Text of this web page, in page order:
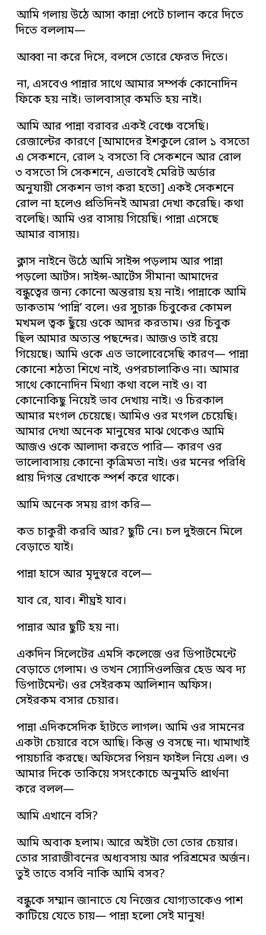
আমি গলায় উঠে আসা কান্না পেটে চালান করে দিতে
দিতে বললাম—
আব্বা না করে দিসে, বলসে তোরে ফেরত দিতে।
না, এসবেও পান্নার সাথে আমার সম্পর্ক কোনোদিন
ফিকে হয় নাই। ভালবাসা্র কমতি হয় নাই।
আমি আর পান্না বরাবর একই বেঞ্চে বসেছি।
রেজাল্টের কারণে [আমাদের ইশকুলে রোল ১ বসতো
এ সেকশনে, রোল ২ বসতো বি সেকশনে আর রোল
৩ বসতো সি সেকশনে, এভাবেই মেরিট অর্ডার
অনুযায়ী সেকশন ভাগ করা হতো] একই সেকশনে
রোল না হলেও প্রতিদিনই আমরা দেখা করেছি। কথা
বলেছি। আমি ওর বাসায় গিয়েছি। পান্না এসেছে
আমার বাসায়।
ক্লাস নাইনে উঠে আমি সাইন্স পড়লাম আর পান্না
পড়লো আর্টস। সাইন্স-আর্টেস সীমানা আমাদের
বন্ধুত্বের জন্য কোনো অন্তরায় হয় নাই। পান্নাকে আমি
ডাকতাম ‘পান্নি’ বলে। ওর সুচারু চিবুকের কোমল
মখমল ত্বক ছুঁয়ে ওকে আদর করতাম। ওর চিবুক
ছিল আমার অত্যন্ত পছন্দের। আজও তাই রয়ে
গিয়েছে। আমি ওকে এত ভালোবেসেছি কারণ— পান্না
কোনো শঠতা শিখে নাই, ওপরচালাকিও না। আমার
সাথে কোনোদিন মিথ্যা কথা বলে নাই ও। বা
কোনোকিছু নিয়েই ভাব দেখায় নাই। ও চিরকাল
আমার মংগল চেয়েছে। আমিও ওর মংগল চেয়েছি।
আমার দেখা অনেক মানুষের মাঝ থেকেও আমি
আজও ওকে আলাদা করতে পারি— কারণ ওর
ভালোবাসায় কোনো কৃত্রিমতা নাই। ওর মনের পরিধি
প্রায় দিগন্ত রেখাকে স্পর্শ করে থাকে।
আমি অনেক সময় রাগ করি—
কত চাকুরী করবি আর? ছুটি নে। চল দুইজনে মিলে
বেড়াতে যাই।
পান্না হাসে আর মৃদুস্বরে বলে—
যাব রে, যাব। শীঘ্রই যাব।
পান্নার আর ছুটি হয় না।
একদিন সিলেটের এমসি কলেজে ওর ডিপার্টমেন্টে
বেড়াতে গেলাম। ও তখন স্যোসিওলজির হেড অব দ্য
ডিপার্টমেন্ট। ওর সেইরকম আলিশান অফিস।
সেইরকম বসার চেয়ার।
পান্না এদিকসেদিক হাঁটতে লাগল। আমি ওর সামনের
একটা চেয়ারে বসে আছি। কিন্তু ও বসছে না। খামাখাই
পায়চারি করছে। অফিসের পিয়ন ফাইল নিয়ে এল। ও
আমার দিকে তাকিয়ে সসংকোচে অনুমতি প্রার্থনা
করে বলল—
আমি এখানে বসি?
আমি অবাক হলাম। আরে অইটা তো তোর চেয়ার।
তোর সারাজীবনের অধ্যবসায় আর পরিশ্রমের অর্জন।
তুই তাতে বসবি নাকি আমি বসব?
বন্ধুকে সম্মান জানাতে যে নিজের যোগ্যতাকেও পাশ
কাটিয়ে যেতে চায়— পান্না হলো সেই মানুষ!